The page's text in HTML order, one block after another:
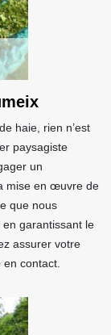
haie, rien n’est
paysagiste
un
mise en œuvre de
que nous
garantissant le
assurer votre
contact.